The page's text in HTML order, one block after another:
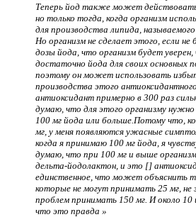
Теперь йод также может
но только тогда, когда организм
для производства липида,
Но организм не сделает этого, если
дозы йода, что организм будет уверен,
достаточно йода для своих основных
поэтому он может использовать
производства этого
антиоксидант примерно в 300 раз
думаю, что для этого организму
100 мг йода или больше.Потому что,
мг, у меня появляются ужасные
когда я принимаю 100 мг йода, я
думаю, что при 100 мг и выше
дельта-йодолактон, и это []
единственное, что может объяснить
которые не могут принимать 25 мг, не
проблем принимать 150 мг. И около 10
что это правда »